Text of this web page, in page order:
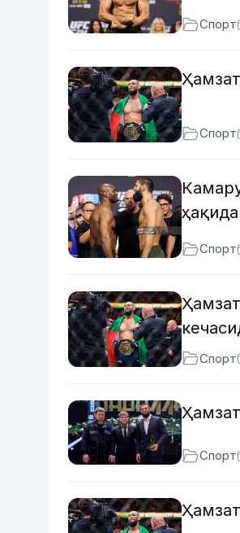
Спорт
Спорт
Спорт
Спорт
Спорт